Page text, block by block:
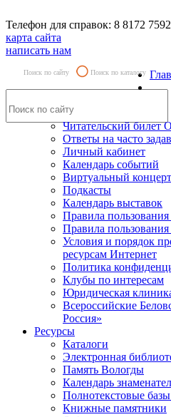
Телефон для справок: 8 8172
карта сайта
написать нам
Поиск по сайту Поиск по каталогу
Читательский
Ответы на часто
Личный кабинет
Календарь событий
Виртуальный
Подкасты
Календарь выставок
Правила
Правила
Условия и порядок
ресурсам Интернет
Политика
Клубы по интересам
Юридическая
Всероссийские
Россия»
Ресурсы
Каталоги
Электронная
Память Вологды
Календарь
Полнотекстовые
Книжные памятники